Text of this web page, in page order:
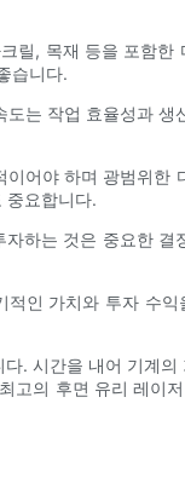
릴, 목재 등을 포함한
습니다.
는 작업 효율성과 생
어야 하며 광범위한
중요합니다.
하는 것은 중요한 결
인 가치와 투자 수익
. 시간을 내어 기계
고의 후면 유리 레이